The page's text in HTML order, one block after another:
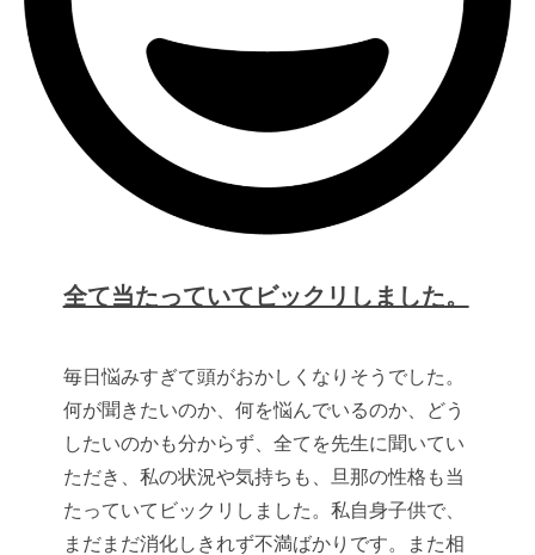
全て当たっていてビックリしました。
毎日悩みすぎて頭がおかしくなりそうでした。
何が聞きたいのか、何を悩んでいるのか、どう
したいのかも分からず、全てを先生に聞いてい
ただき、私の状況や気持ちも、旦那の性格も当
たっていてビックリしました。私自身子供で、
まだまだ消化しきれず不満ばかりです。また相